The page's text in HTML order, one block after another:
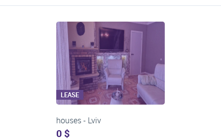
LEASE
One-room apartments